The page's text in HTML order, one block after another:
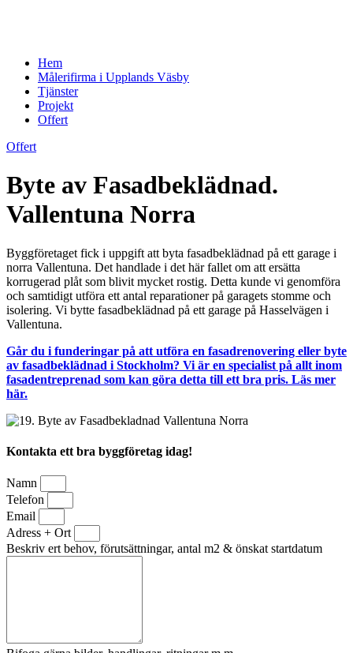
Hem
Målerifirma i Upplands Väsby
Tjänster
Projekt
Offert
Offert
Byte av Fasadbeklädnad.
Vallentuna Norra
Byggföretaget fick i uppgift att byta fasadbeklädnad på ett garage i
norra Vallentuna. Det handlade i det här fallet om att ersätta
korrugerad plåt som blivit mycket rostig. Detta kunde vi genomföra
och samtidigt utföra ett antal reparationer på garagets stomme och
isolering. Vi bytte fasadbeklädnad på ett garage på Hasselvägen i
Vallentuna.
Går du i funderingar på att utföra en fasadrenovering eller byte
av fasadbeklädnad i Stockholm? Vi är en specialist på allt inom
fasadentreprenad som kan göra detta till ett bra pris. Läs mer
här.
Kontakta ett bra byggföretag idag!
Namn
Telefon
Email
Adress + Ort
Beskriv ert behov, förutsättningar, antal m2 & önskat startdatum